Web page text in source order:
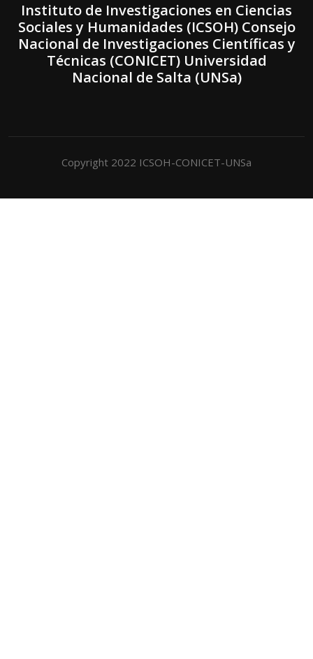
Instituto de Investigaciones en Ciencias
Sociales y Humanidades (ICSOH) Consejo
Nacional de Investigaciones Científicas y
Técnicas (CONICET) Universidad
Nacional de Salta (UNSa)
Copyright 2022 ICSOH-CONICET-UNSa